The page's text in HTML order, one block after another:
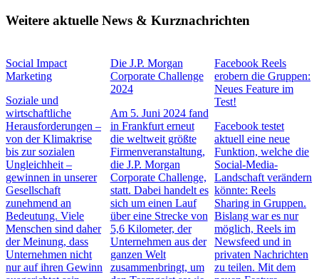
Weitere aktuelle News & Kurznachrichten
Social Impact
Marketing
Soziale und
wirtschaftliche
Herausforderungen –
von der Klimakrise
bis zur sozialen
Ungleichheit –
gewinnen in unserer
Gesellschaft
zunehmend an
Bedeutung. Viele
Menschen sind daher
der Meinung, dass
Unternehmen nicht
nur auf ihren Gewinn
Die J.P. Morgan
Corporate Challenge
2024
Am 5. Juni 2024 fand
in Frankfurt erneut
die weltweit größte
Firmenveranstaltung,
die J.P. Morgan
Corporate Challenge,
statt. Dabei handelt es
sich um einen Lauf
über eine Strecke von
5,6 Kilometer, der
Unternehmen aus der
ganzen Welt
zusammenbringt, um
Facebook Reels
erobern die Gruppen:
Neues Feature im
Test!
Facebook testet
aktuell eine neue
Funktion, welche die
Social-Media-
Landschaft verändern
könnte: Reels
Sharing in Gruppen.
Bislang war es nur
möglich, Reels im
Newsfeed und in
privaten Nachrichten
zu teilen. Mit dem